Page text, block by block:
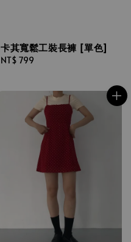
卡其寬鬆工裝長褲 [單色]
Regular
NT$ 799